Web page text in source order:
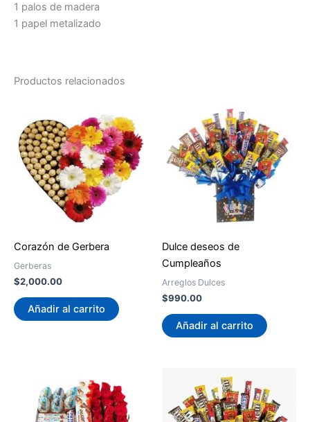
1 palos de madera
1 papel metalizado
Productos relacionados
Corazón de Gerbera
Gerberas
$2,000.00
Añadir al carrito
Dulce deseos de
Cumpleaños
Arreglos Dulces
$990.00
Añadir al carrito